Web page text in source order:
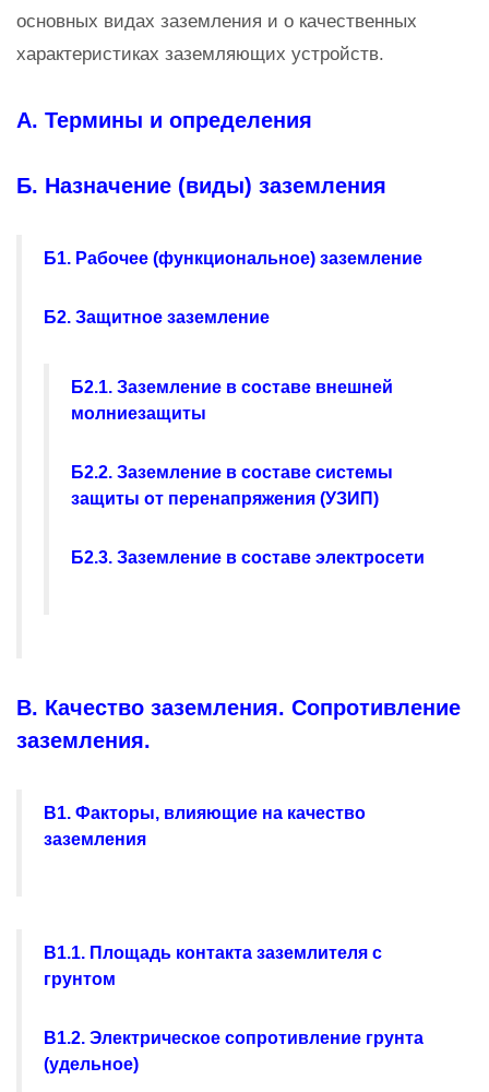
основных видах заземления и о качественных
характеристиках заземляющих устройств.
А. Термины и определения
Б. Назначение (виды) заземления
Б1. Рабочее (функциональное) заземление
Б2. Защитное заземление
Б2.1. Заземление в составе внешней
молниезащиты
Б2.2. Заземление в составе системы
защиты от перенапряжения (УЗИП)
Б2.3. Заземление в составе электросети
В. Качество заземления. Сопротивление
заземления.
В1. Факторы, влияющие на качество
заземления
В1.1. Площадь контакта заземлителя с
грунтом
В1.2. Электрическое сопротивление грунта
(удельное)